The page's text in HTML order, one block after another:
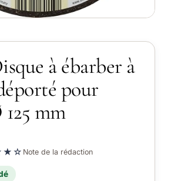
à ébarber à
pour
mm
Note de la rédaction